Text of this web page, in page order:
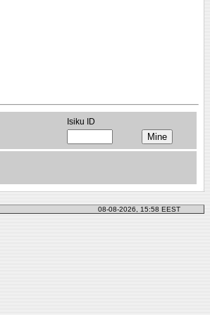
Isiku ID
08-08-2026, 15:58 EEST